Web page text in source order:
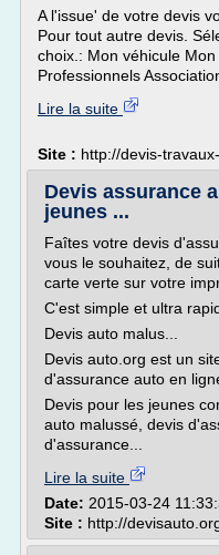
A l'issue' de votre devis
Pour tout autre devis.
choix.: Mon véhicule
Professionnels
Lire la suite
Site : http://devis-
Devis assurance
jeunes ...
Faîtes votre devis
vous le souhaitez, de
carte verte sur votre
C'est simple et ultra
Devis auto malus...
Devis auto.org est un
d'assurance auto en
Devis pour les jeunes
auto malussé, devis
d'assurance...
Lire la suite
Date: 2015-03-24
Site : http://